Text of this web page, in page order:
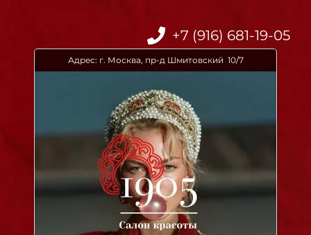
+7 (916) 681-19-05
Адрес: г. Москва, пр-д Шмитовский 10/7